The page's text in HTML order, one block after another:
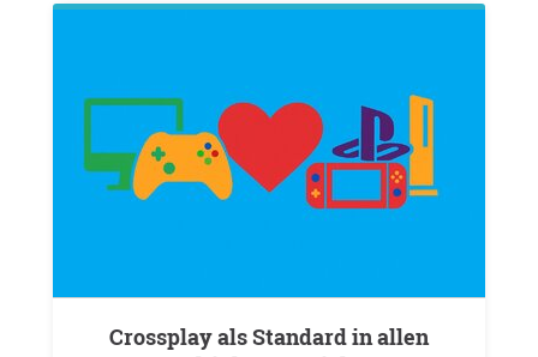
Crossplay als Standard in allen